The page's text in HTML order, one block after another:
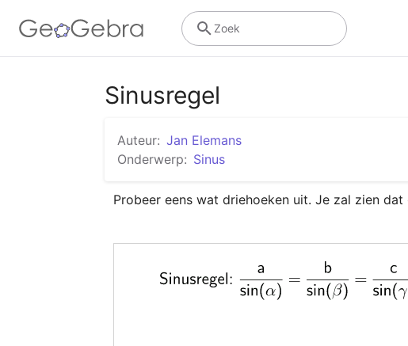
Zoek
Sinusregel
Auteur: Jan Elemans
Onderwerp: Sinus
Probeer eens wat driehoeken uit. Je zal zien